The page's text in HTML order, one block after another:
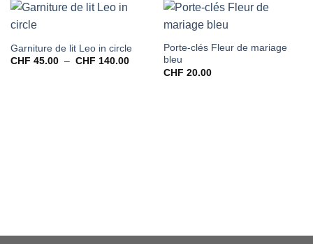
Garniture de lit Leo in circle
CHF 45.00 – CHF 140.00Plage
Porte-clés Fleur de mariage
bleu
CHF 20.00